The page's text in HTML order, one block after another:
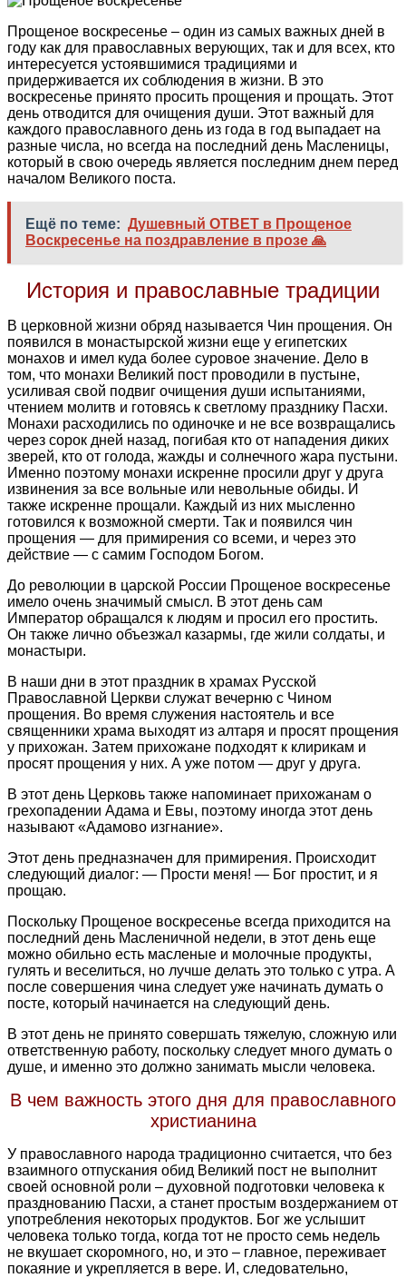
Прощеное воскресенье – один из самых важных дней в
году как для православных верующих, так и для всех, кто
интересуется устоявшимися традициями и
придерживается их соблюдения в жизни. В это
воскресенье принято просить прощения и прощать. Этот
день отводится для очищения души. Этот важный для
каждого православного день из года в год выпадает на
разные числа, но всегда на последний день Масленицы,
который в свою очередь является последним днем перед
началом Великого поста.
Ещё по теме: Душевный ОТВЕТ в Прощеное
Воскресенье на поздравление в прозе 🙏
История и православные традиции
В церковной жизни обряд называется Чин прощения. Он
появился в монастырской жизни еще у египетских
монахов и имел куда более суровое значение. Дело в
том, что монахи Великий пост проводили в пустыне,
усиливая свой подвиг очищения души испытаниями,
чтением молитв и готовясь к светлому празднику Пасхи.
Монахи расходились по одиночке и не все возвращались
через сорок дней назад, погибая кто от нападения диких
зверей, кто от голода, жажды и солнечного жара пустыни.
Именно поэтому монахи искренне просили друг у друга
извинения за все вольные или невольные обиды. И
также искренне прощали. Каждый из них мысленно
готовился к возможной смерти. Так и появился чин
прощения — для примирения со всеми, и через это
действие — с самим Господом Богом.
До революции в царской России Прощеное воскресенье
имело очень значимый смысл. В этот день сам
Император обращался к людям и просил его простить.
Он также лично объезжал казармы, где жили солдаты, и
монастыри.
В наши дни в этот праздник в храмах Русской
Православной Церкви служат вечерню с Чином
прощения. Во время служения настоятель и все
священники храма выходят из алтаря и просят прощения
у прихожан. Затем прихожане подходят к клирикам и
просят прощения у них. А уже потом — друг у друга.
В этот день Церковь также напоминает прихожанам о
грехопадении Адама и Евы, поэтому иногда этот день
называют «Адамово изгнание».
Этот день предназначен для примирения. Происходит
следующий диалог: — Прости меня! — Бог простит, и я
прощаю.
Поскольку Прощеное воскресенье всегда приходится на
последний день Масленичной недели, в этот день еще
можно обильно есть масленые и молочные продукты,
гулять и веселиться, но лучше делать это только с утра. А
после совершения чина следует уже начинать думать о
посте, который начинается на следующий день.
В этот день не принято совершать тяжелую, сложную или
ответственную работу, поскольку следует много думать о
душе, и именно это должно занимать мысли человека.
В чем важность этого дня для православного
христианина
У православного народа традиционно считается, что без
взаимного отпускания обид Великий пост не выполнит
своей основной роли – духовной подготовки человека к
празднованию Пасхи, а станет простым воздержанием от
употребления некоторых продуктов. Бог же услышит
человека только тогда, когда тот не просто семь недель
не вкушает скоромного, но, и это – главное, переживает
покаяние и укрепляется в вере. И, следовательно,